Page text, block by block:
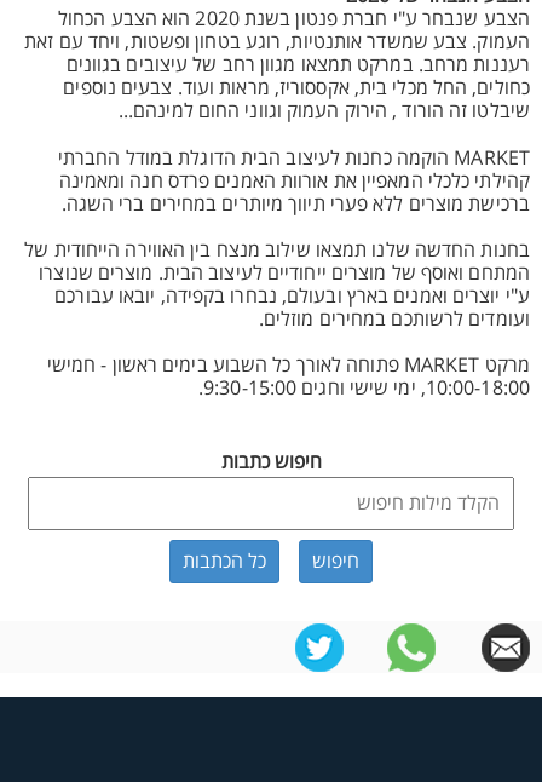
הצבע שנבחר ע"י חברת פנטון בשנת 2020 הוא הצבע הכחול
העמוק. צבע שמשדר אותנטיות, רוגע בטחון ופשטות, ויחד עם זאת
רעננות מרחב. במרקט תמצאו מגוון רחב של עיצובים בגוונים
כחולים, החל מכלי בית, אקססוריז, מראות ועוד. צבעים נוספים
שיבלטו זה הורוד , הירוק העמוק וגווני החום למינהם...
MARKET הוקמה כחנות לעיצוב הבית הדוגלת במודל החברתי
קהילתי כלכלי המאפיין את אורוות האמנים פרדס חנה ומאמינה
ברכישת מוצרים ללא פערי תיווך מיותרים במחירים ברי השגה.
בחנות החדשה שלנו תמצאו שילוב מנצח בין האווירה הייחודית של
המתחם ואוסף של מוצרים ייחודיים לעיצוב הבית. מוצרים שנוצרו
ע"י יוצרים ואמנים בארץ ובעולם, נבחרו בקפידה, יובאו עבורכם
ועומדים לרשותכם במחירים מוזלים.
מרקט MARKET פתוחה לאורך כל השבוע בימים ראשון - חמישי
10:00-18:00, ימי שישי וחגים 9:30-15:00.
חיפוש כתבות
כל הכתבות